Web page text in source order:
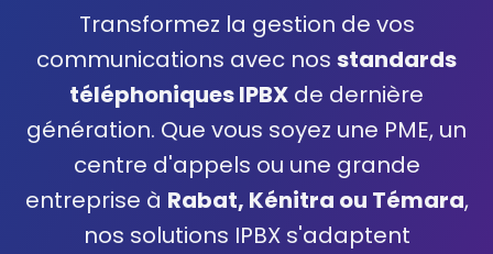
Transformez la gestion de vos
communications avec nos standards
téléphoniques IPBX de dernière
génération. Que vous soyez une PME, un
centre d'appels ou une grande
entreprise à Rabat, Kénitra ou Témara,
nos solutions IPBX s'adaptent